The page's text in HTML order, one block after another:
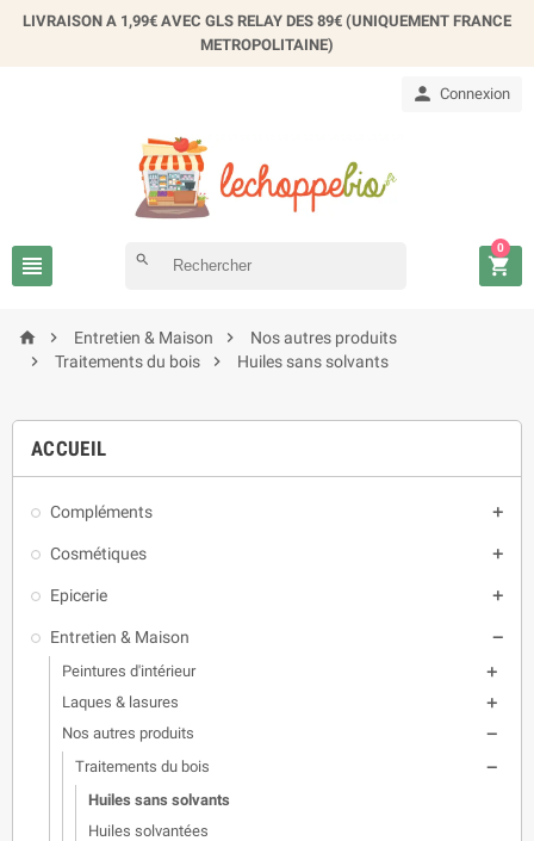
LIVRAISON A 1,99€ AVEC GLS RELAY DES 89€ (UNIQUEMENT FRANCE
METROPOLITAINE)
 Connexion
 search 
0
  Entretien & Maison 
Nos autres produits

Traitements du bois  Huiles sans solvants
ACCUEIL
Compléments 
Cosmétiques 
Epicerie 
Entretien & Maison 
Peintures d'intérieur 
Laques & lasures 
Nos autres produits 
Traitements du bois 
Huiles sans solvants
Huiles solvantées